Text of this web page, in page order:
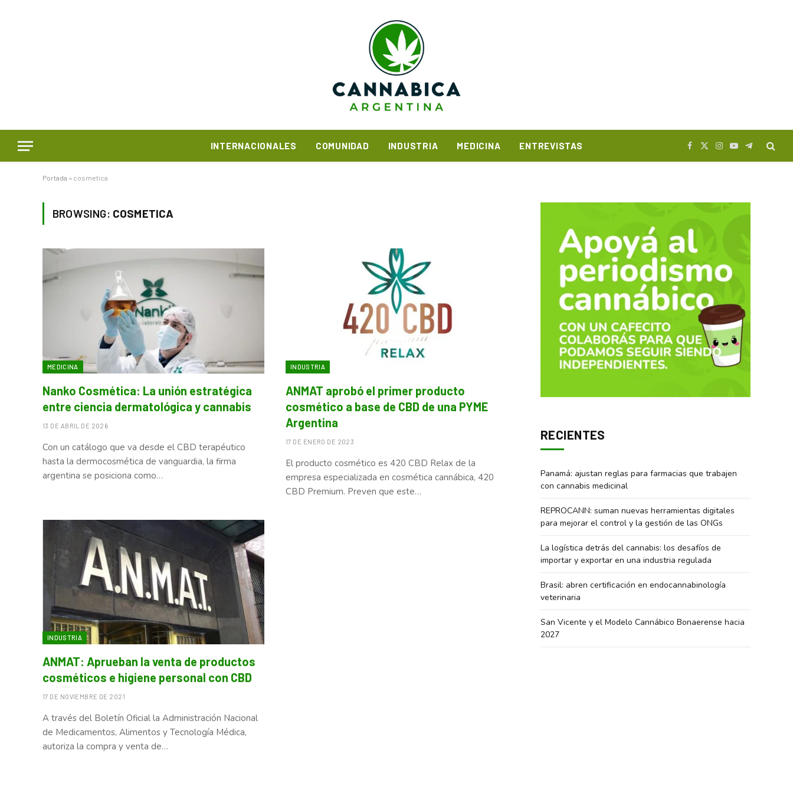
INTERNACIONALES COMUNIDAD INDUSTRIA MEDICINA ENTREVISTAS Facebook
X
(Twitter)
Instagram
YouTubeTelegram
Portada » cosmetica
BROWSING: COSMETICA
MEDICINA
Nanko Cosmética: La unión estratégica
entre ciencia dermatológica y cannabis
13 DE ABRIL DE 2026
Con un catálogo que va desde el CBD terapéutico
hasta la dermocosmética de vanguardia, la firma
argentina se posiciona como…
INDUSTRIA
ANMAT aprobó el primer producto
cosmético a base de CBD de una PYME
Argentina
17 DE ENERO DE 2023
El producto cosmético es 420 CBD Relax de la
empresa especializada en cosmética cannábica, 420
CBD Premium. Preven que este…
INDUSTRIA
ANMAT: Aprueban la venta de productos
cosméticos e higiene personal con CBD
17 DE NOVIEMBRE DE 2021
A través del Boletín Oficial la Administración Nacional
de Medicamentos, Alimentos y Tecnología Médica,
autoriza la compra y venta de…
RECIENTES
Panamá: ajustan reglas para farmacias que trabajen
con cannabis medicinal
REPROCANN: suman nuevas herramientas digitales
para mejorar el control y la gestión de las ONGs
La logística detrás del cannabis: los desafíos de
importar y exportar en una industria regulada
Brasil: abren certificación en endocannabinología
veterinaria
San Vicente y el Modelo Cannábico Bonaerense hacia
2027